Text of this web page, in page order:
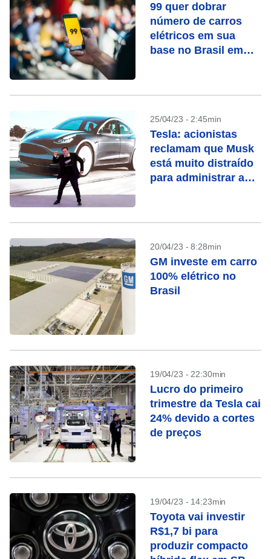
99 quer dobrar
número de carros
elétricos em sua
base no Brasil em
25/04/23 - 2:45min
Tesla: acionistas
reclamam que Musk
está muito distraído
para administrar a
20/04/23 - 8:28min
GM investe em carro
100% elétrico no
Brasil
19/04/23 - 22:30min
Lucro do primeiro
trimestre da Tesla cai
24% devido a cortes
de preços
19/04/23 - 14:23min
Toyota vai investir
R$1,7 bi para
produzir compacto